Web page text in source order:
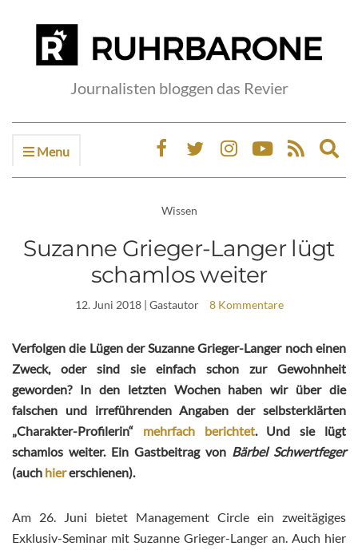
Journalisten bloggen das Revier
Menu
Wissen
Suzanne Grieger-Langer lügt
schamlos weiter
12. Juni 2018| Gastautor 8 Kommentare
Verfolgen die Lügen der Suzanne Grieger-Langer noch einen
Zweck, oder sind sie einfach schon zur Gewohnheit
geworden? In den letzten Wochen haben wir über die
falschen und irreführenden Angaben der selbsterklärten
„Charakter-Profilerin“ mehrfach berichtet. Und sie lügt
schamlos weiter. Ein Gastbeitrag von Bärbel Schwertfeger
(auch hiererschienen).
Am 26. Juni bietet Management Circle ein zweitägiges
Exklusiv-Seminar mit Suzanne Grieger-Langer an. Auch hier